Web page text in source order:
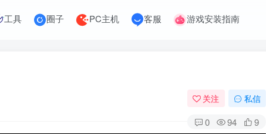
工具 圈子 PC主机 客服 游戏安装指南
关注 私信
0 94 9